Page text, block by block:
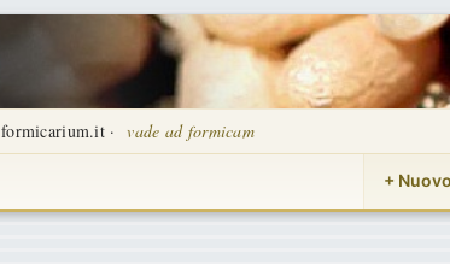
formicarium.it · vade ad formicam
+